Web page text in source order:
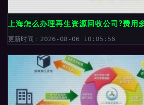
上海怎么办理再生资源回收公司?费用
更新时间：2026-08-06 10:05:56